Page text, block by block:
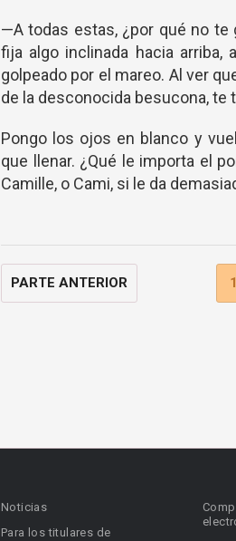
—A todas estas, ¿por qué no te
fija algo inclinada hacia
golpeado por el mareo. Al ver
de la desconocida besucona, te
Pongo los ojos en blanco y
que llenar. ¿Qué le importa el
Camille, o Cami, si le da
PARTE ANTERIOR 1
Noticias
Para los titulares de